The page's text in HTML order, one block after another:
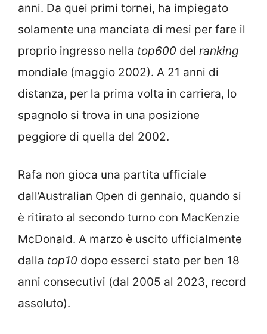
anni. Da quei primi tornei, ha impiegato
solamente una manciata di mesi per fare il
proprio ingresso nella top600 del ranking
mondiale (maggio 2002). A 21 anni di
distanza, per la prima volta in carriera, lo
spagnolo si trova in una posizione
peggiore di quella del 2002.
Rafa non gioca una partita ufficiale
dall’Australian Open di gennaio, quando si
è ritirato al secondo turno con MacKenzie
McDonald. A marzo è uscito ufficialmente
dalla top10 dopo esserci stato per ben 18
anni consecutivi (dal 2005 al 2023, record
assoluto).